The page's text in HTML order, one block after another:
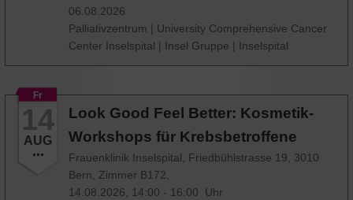
06.08.2026
Palliativzentrum | University Comprehensive Cancer
Center Inselspital | Insel Gruppe | Inselspital
Fr
14
AUG
Look Good Feel Better: Kosmetik-
Workshops für Krebsbetroffene
Frauenklinik Inselspital, Friedbühlstrasse 19, 3010
Bern, Zimmer B172,
14.08.2026, 14:00 - 16:00 Uhr